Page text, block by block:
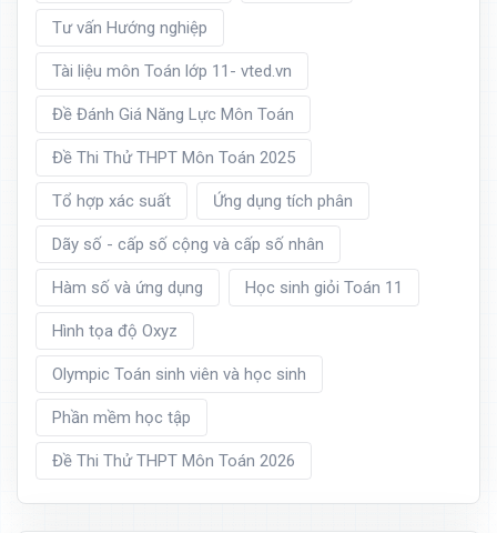
Tư vấn Hướng nghiệp
Tài liệu môn Toán lớp 11- vted.vn
Đề Đánh Giá Năng Lực Môn Toán
Đề Thi Thử THPT Môn Toán 2025
Tổ hợp xác suất Ứng dụng tích phân
Dãy số - cấp số cộng và cấp số nhân
Hàm số và ứng dụng Học sinh giỏi Toán 11
Hình tọa độ Oxyz
Olympic Toán sinh viên và học sinh
Phần mềm học tập
Đề Thi Thử THPT Môn Toán 2026